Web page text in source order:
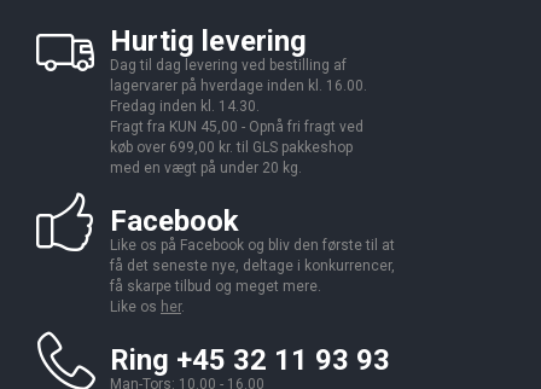
Hurtig levering
Dag til dag levering ved bestilling af
lagervarer på hverdage inden kl. 16.00.
Fredag inden kl. 14.30.
Fragt fra KUN 45,00 - Opnå fri fragt ved
køb over 699,00 kr. til GLS pakkeshop
med en vægt på under 20 kg.
Facebook
Like os på Facebook og bliv den første til at
få det seneste nye, deltage i konkurrencer,
få skarpe tilbud og meget mere.
Like os her.
Ring +45 32 11 93 93
Man-Tors: 10.00 - 16.00